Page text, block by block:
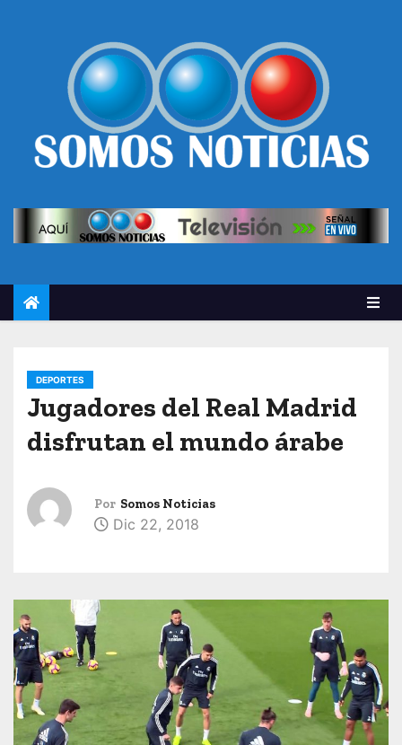
DEPORTES
Jugadores del Real Madrid
disfrutan el mundo árabe
Por Somos Noticias
Dic 22, 2018